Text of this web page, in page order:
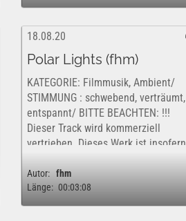
18.08.20
Polar Lights (fhm)
KATEGORIE: Filmmusik, Ambient/
STIMMUNG : schwebend, verträumt,
entspannt/ BITTE BEACHTEN: !!!
Dieser Track wird kommerziell
vertrieben. Dieses Werk ist insofern
rein private,...
Autor: fhm
Länge: 00:03:08